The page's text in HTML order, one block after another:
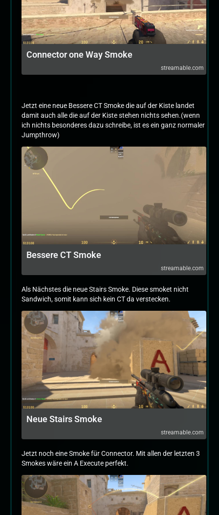
Connector one Way Smoke
streamable.com
Jetzt eine neue Bessere CT Smoke die auf der Kiste landet
damit auch alle die auf der Kiste stehen nichts sehen.(wenn
ich nichts besonderes dazu schreibe, ist es ein ganz normaler
Jumpthrow)
Bessere CT Smoke
streamable.com
Als Nächstes die neue Stairs Smoke. Diese smoket nicht
Sandwich, somit kann sich kein CT da verstecken.
Neue Stairs Smoke
streamable.com
Jetzt noch eine Smoke für Connector. Mit allen der letzten 3
Smokes wäre ein A Execute perfekt.